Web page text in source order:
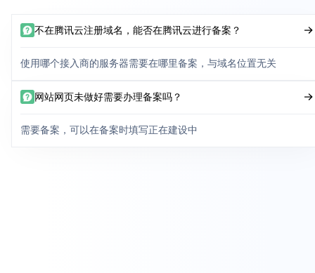
不在腾讯云注册域名，能否在腾讯云进行备案？
使用哪个接入商的服务器需要在哪里备案，与域名位置无关
网站网页未做好需要办理备案吗？
需要备案，可以在备案时填写正在建设中